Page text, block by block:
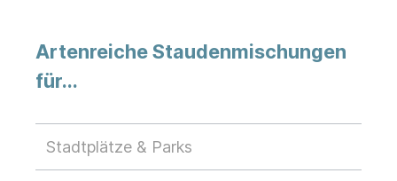
Artenreiche Staudenmischungen
für...
Stadtplätze & Parks